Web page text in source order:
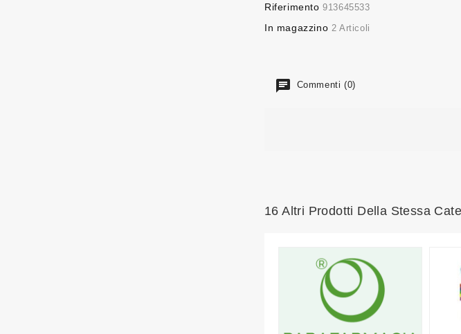
Riferimento 913645533
In magazzino 2 Articoli
Commenti (0)
16 Altri Prodotti Della Stessa